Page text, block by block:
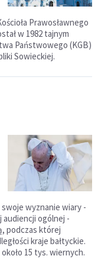
Prawosławnego
w 1982 tajnym
Państwowego (KGB)
Sowieckiej.
wyznanie wiary -
audiencji ogólnej -
podczas której
kraje bałtyckie.
15 tys. wiernych.